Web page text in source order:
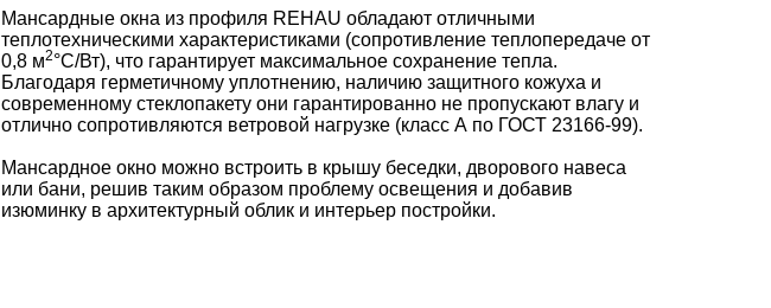
Мансардные окна из профиля REHAU обладают отличными
теплотехническими характеристиками (сопротивление теплопередаче от
0,8 м2°С/Вт), что гарантирует максимальное сохранение тепла.
Благодаря герметичному уплотнению, наличию защитного кожуха и
современному стеклопакету они гарантированно не пропускают влагу и
отлично сопротивляются ветровой нагрузке (класс А по ГОСТ 23166-99).
Мансардное окно можно встроить в крышу беседки, дворового навеса
или бани, решив таким образом проблему освещения и добавив
изюминку в архитектурный облик и интерьер постройки.